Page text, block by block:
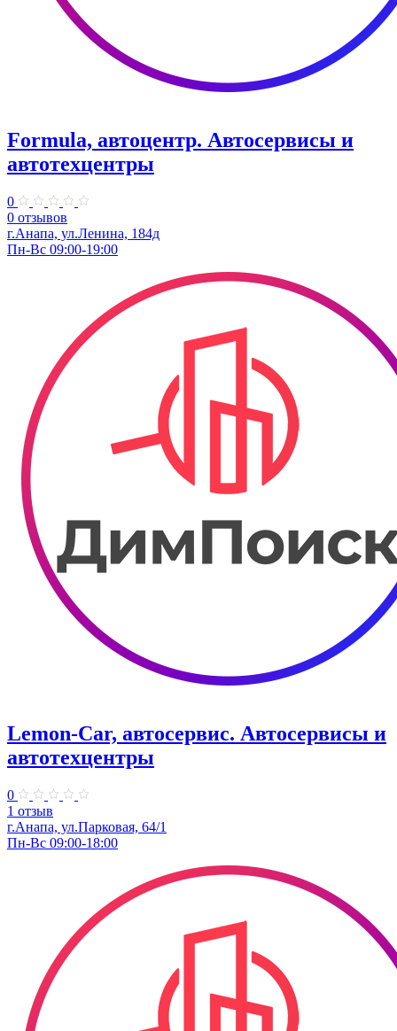
Formula, автоцентр. Автосервисы и
автотехцентры
0
0 отзывов
г.Анапа, ул.Ленина, 184д
Пн-Вс 09:00-19:00
Lemon-Car, автосервис. Автосервисы и
автотехцентры
0
1 отзыв
г.Анапа, ул.Парковая, 64/1
Пн-Вс 09:00-18:00